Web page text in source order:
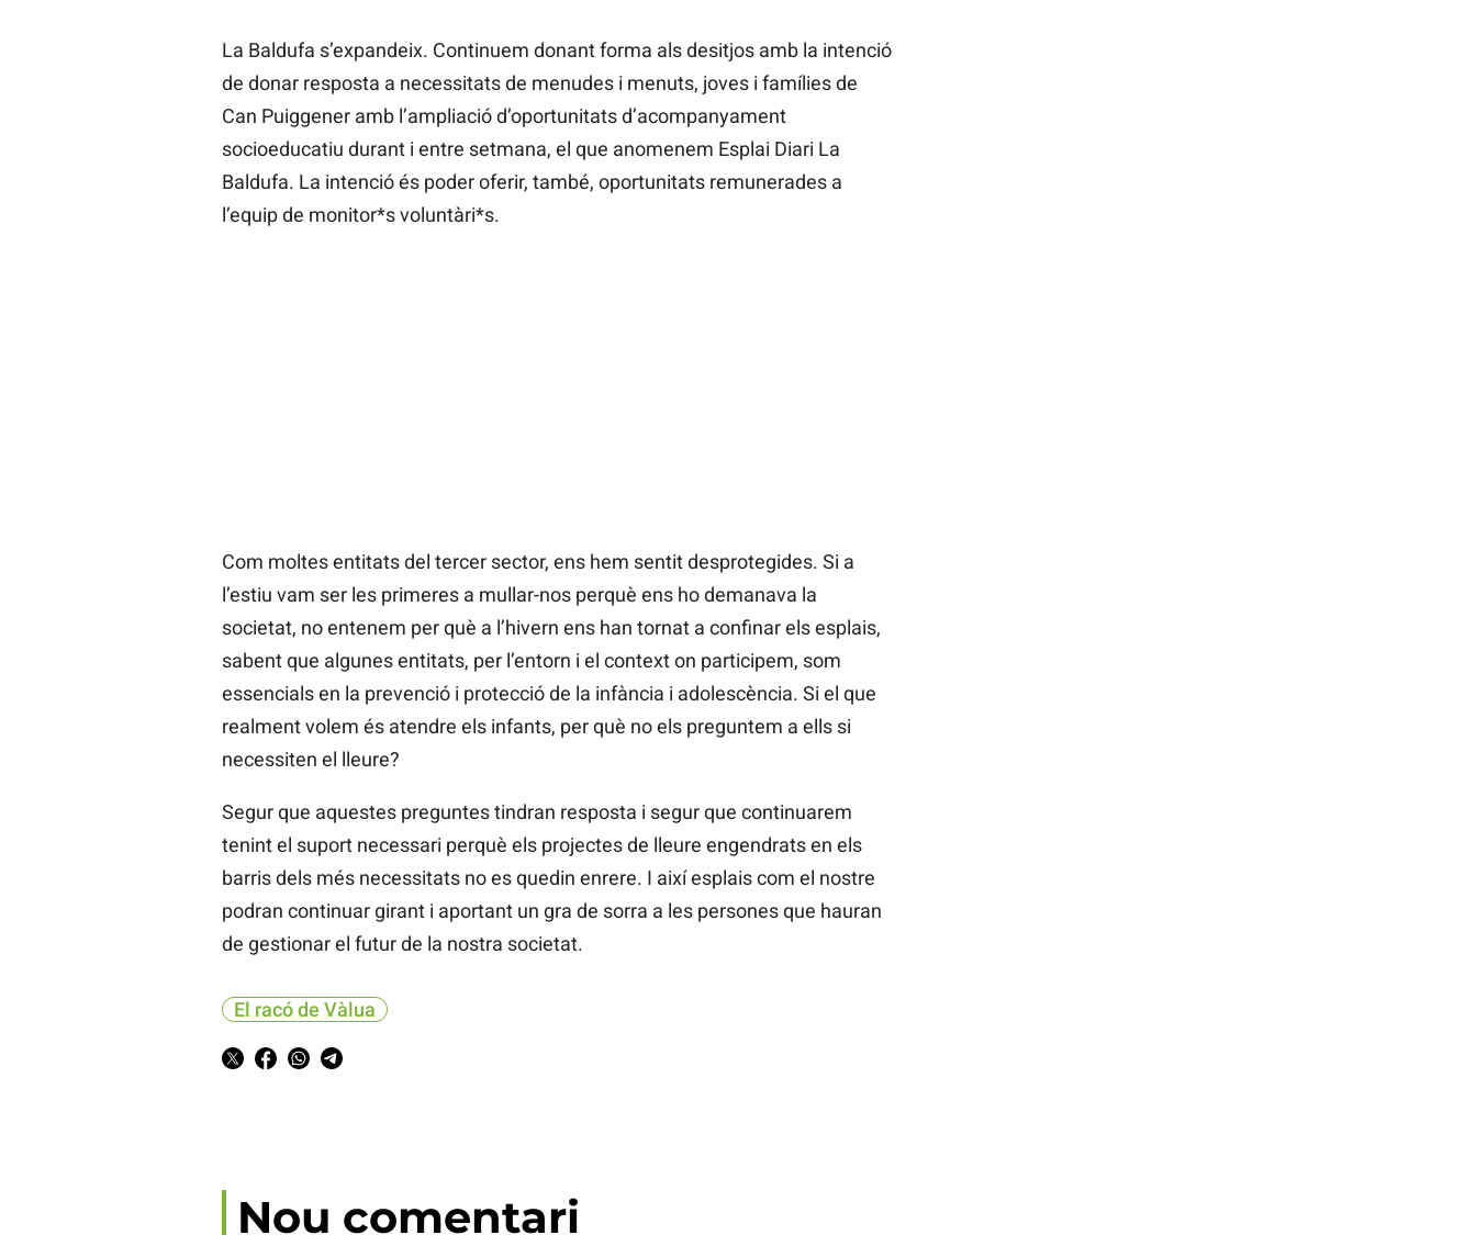
La Baldufa s’expandeix. Continuem donant forma als desitjos amb la intenció
de donar resposta a necessitats de menudes i menuts, joves i famílies de
Can Puiggener amb l’ampliació d’oportunitats d’acompanyament
socioeducatiu durant i entre setmana, el que anomenem Esplai Diari La
Baldufa. La intenció és poder oferir, també, oportunitats remunerades a
l’equip de monitor*s voluntàri*s.
Com moltes entitats del tercer sector, ens hem sentit desprotegides. Si a
l’estiu vam ser les primeres a mullar-nos perquè ens ho demanava la
societat, no entenem per què a l’hivern ens han tornat a confinar els esplais,
sabent que algunes entitats, per l’entorn i el context on participem, som
essencials en la prevenció i protecció de la infància i adolescència. Si el que
realment volem és atendre els infants, per què no els preguntem a ells si
necessiten el lleure?
Segur que aquestes preguntes tindran resposta i segur que continuarem
tenint el suport necessari perquè els projectes de lleure engendrats en els
barris dels més necessitats no es quedin enrere. I així esplais com el nostre
podran continuar girant i aportant un gra de sorra a les persones que hauran
de gestionar el futur de la nostra societat.
El racó de Vàlua
Nou comentari